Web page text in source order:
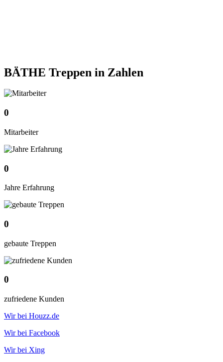
BÄTHE Treppen in Zahlen
0
Mitarbeiter
0
Jahre Erfahrung
0
gebaute Treppen
0
zufriedene Kunden
Wir bei Houzz.de
Wir bei Facebook
Wir bei Xing